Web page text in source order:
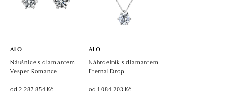
Pribinova 8, 811 09 Bratislava
tel.: +421 917 090 700, +421 918 777 670
ALO
Náušnice s diamantem
Vesper Romance
od 2 287 854 Kč
ALO
Náhrdelník s diamantem
Eternal Drop
od 1 084 203 Kč